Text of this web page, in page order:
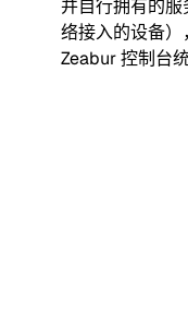
并自行拥有的
络接入的设备
Zeabur 控制台